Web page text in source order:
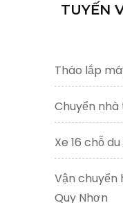
TUYẾN
Tháo lắp
Chuyển
Xe 16 chỗ
Vận chuyển
Quy Nhơn